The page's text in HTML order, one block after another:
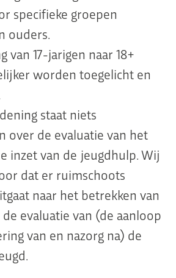
specifieke groepen
ouders.
van 17-jarigen naar 18+
worden toegelicht en
staat niets
over de evaluatie van het
inzet van de jeugdhulp. Wij
dat er ruimschoots
naar het betrekken van
evaluatie van (de aanloop
van en nazorg na) de